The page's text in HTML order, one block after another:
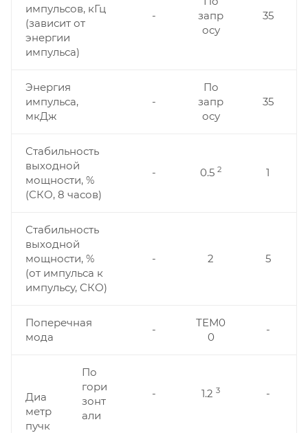
импульсов, кГц
(зависит от
энергии
импульса)
-
запр
осу
35
Энергия
импульса,
мкДж
-
По
запр
осу
35
Стабильность
выходной
мощности, %
(СКО, 8 часов)
- 0.5 2 1
Стабильность
выходной
мощности, %
(от импульса к
импульсу, СКО)
- 2 5
Поперечная
мода
-
ТЕМ0
0
-
Диа
метр
пучк
По
гори
зонт
али
- 1.2 3 -